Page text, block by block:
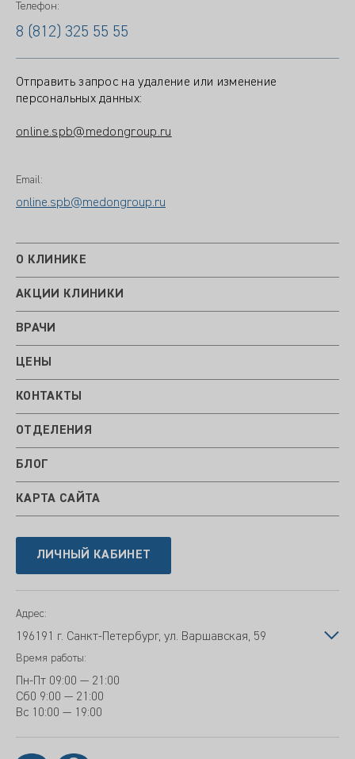
Телефон:
8 (812) 325 55 55
Отправить запрос на удаление или изменение
персональных данных:
online.spb@medongroup.ru
Email:
online.spb@medongroup.ru
О КЛИНИКЕ
АКЦИИ КЛИНИКИ
ВРАЧИ
ЦЕНЫ
КОНТАКТЫ
ОТДЕЛЕНИЯ
БЛОГ
КАРТА САЙТА
ЛИЧНЫЙ КАБИНЕТ
Адрес:
196191 г. Санкт-Петербург, ул. Варшавская, 59
Время работы:
Пн-Пт 09:00 — 21:00
Сб0 9:00 — 21:00
Вс 10:00 — 19:00